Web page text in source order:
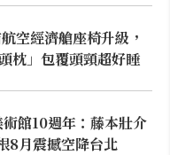
空經濟艙座椅升級，
枕」包覆頭頸超好睡
館10週年：藤本壯介
8月震撼空降台北